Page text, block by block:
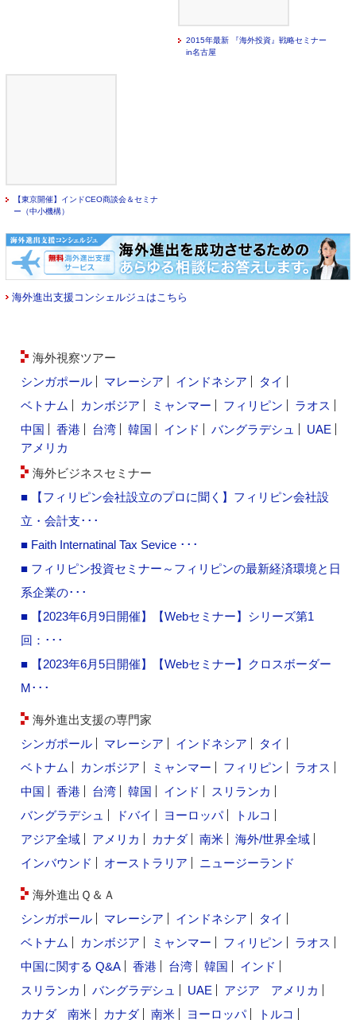
2015年最新 『海外投資』戦略セミナー
in名古屋
【東京開催】インドCEO商談会＆セミナ
ー（中小機構）
海外進出支援コンシェルジュはこちら
海外視察ツアー
シンガポール
マレーシア インドネシア
タイ
ベトナム
カンボジア ミャンマー フィリピン
ラオス
中国
香港 台湾 韓国 インド バングラデシュ
UAE
アメリカ
海外ビジネスセミナー
■ 【フィリピン会社設立のプロに聞く】フィリピン会社設
立・会計支･･･
■ Faith Internatinal Tax Sevice ･･･
■ フィリピン投資セミナー～フィリピンの最新経済環境と日
系企業の･･･
■ 【2023年6月9日開催】【Webセミナー】シリーズ第1
回：･･･
■ 【2023年6月5日開催】【Webセミナー】クロスボーダー
M･･･
海外進出支援の専門家
シンガポール
マレーシア インドネシア
タイ
ベトナム
カンボジア ミャンマー フィリピン
ラオス
中国
香港 台湾 韓国 インド
スリランカ
バングラデシュ
ドバイ ヨーロッパ
トルコ
アジア全域
アメリカ カナダ 南米
海外/世界全域
インバウンド
オーストラリア ニュージーランド
海外進出Ｑ＆Ａ
シンガポール
マレーシア インドネシア
タイ
ベトナム
カンボジア ミャンマー フィリピン
ラオス
中国に関する Q&A
香港 台湾 韓国
インド
スリランカ
バングラデシュ UAE アジア
アメリカ
カナダ
南米 カナダ 南米 ヨーロッパ トルコ